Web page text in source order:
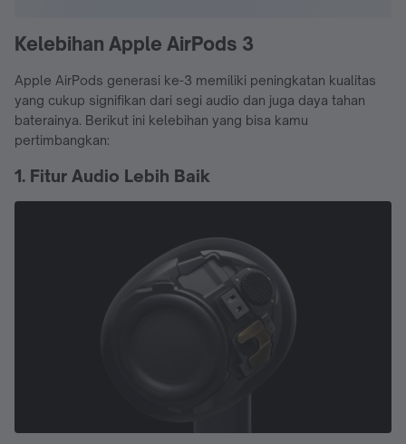
Kelebihan Apple AirPods 3
Apple AirPods generasi ke-3 memiliki peningkatan kualitas
yang cukup signifikan dari segi audio dan juga daya tahan
baterainya. Berikut ini kelebihan yang bisa kamu
pertimbangkan:
1. Fitur Audio Lebih Baik